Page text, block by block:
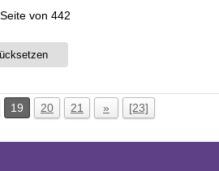
von 442
19 20 21 » [23]